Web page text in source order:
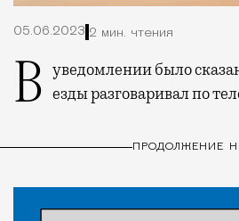
05.06.2023 2 мин. чтения
В уведомлении было сказано, что он во время езды разговаривал по
ПРОДОЛЖЕНИЕ